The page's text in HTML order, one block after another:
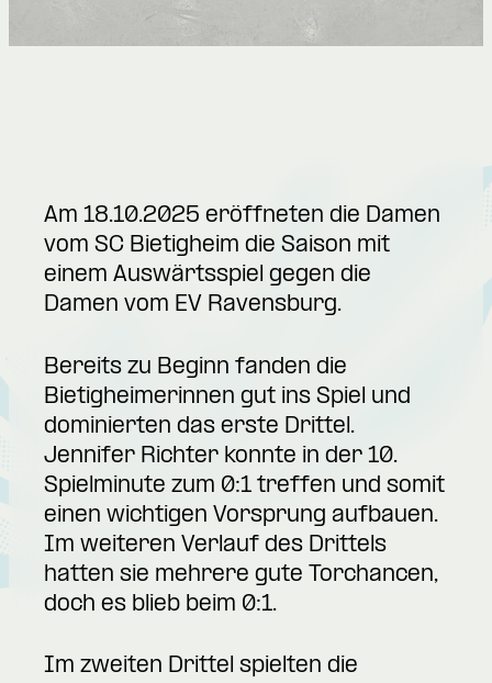
Am 18.10.2025 eröffneten die Damen
vom SC Bietigheim die Saison mit
einem Auswärtsspiel gegen die
Damen vom EV Ravensburg.
Bereits zu Beginn fanden die
Bietigheimerinnen gut ins Spiel und
dominierten das erste Drittel.
Jennifer Richter konnte in der 10.
Spielminute zum 0:1 treffen und somit
einen wichtigen Vorsprung aufbauen.
Im weiteren Verlauf des Drittels
hatten sie mehrere gute Torchancen,
doch es blieb beim 0:1.
Im zweiten Drittel spielten die